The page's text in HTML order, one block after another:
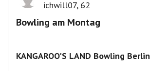
ichwill07, 62
Bowling am Montag
KANGAROO'S LAND Bowling Berlin